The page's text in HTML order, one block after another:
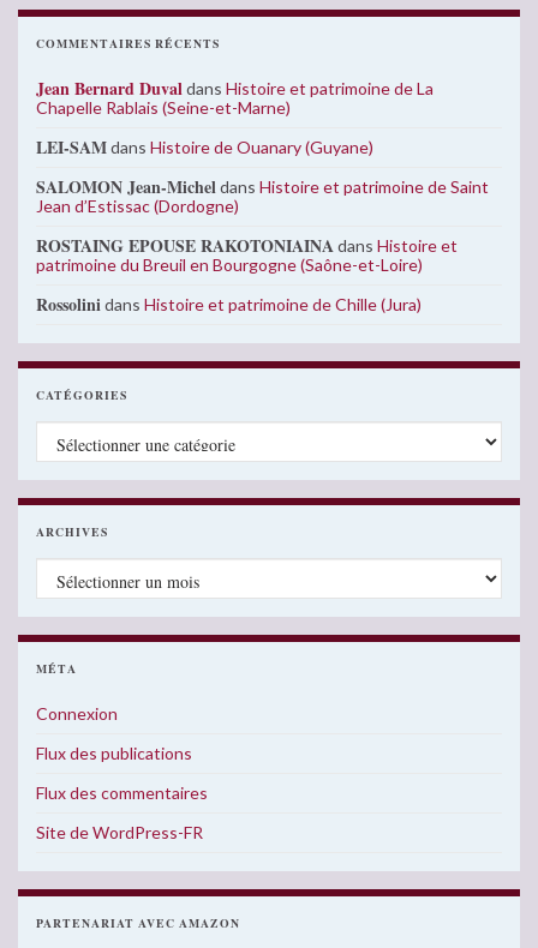
COMMENTAIRES RÉCENTS
Jean Bernard Duvaldans Histoire et patrimoine de La
Chapelle Rablais (Seine-et-Marne)
LEI-SAMdans Histoire de Ouanary (Guyane)
SALOMON Jean-Micheldans Histoire et patrimoine de Saint
Jean d’Estissac (Dordogne)
ROSTAING EPOUSE RAKOTONIAINAdans Histoire et
patrimoine du Breuil en Bourgogne (Saône-et-Loire)
Rossolinidans Histoire et patrimoine de Chille (Jura)
CATÉGORIES
Catégories
ARCHIVES
Archives
MÉTA
Connexion
Flux des publications
Flux des commentaires
Site de WordPress-FR
PARTENARIAT AVEC AMAZON